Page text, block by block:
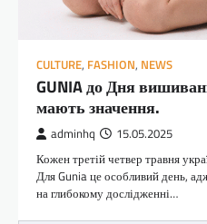
CULTURE, FASHION, NEWS
GUNIA до Дня
мають значення.
adminhq 15.05.2025
Кожен третій четвер травня
Для Gunia це особливий день,
на глибокому дослідженні…